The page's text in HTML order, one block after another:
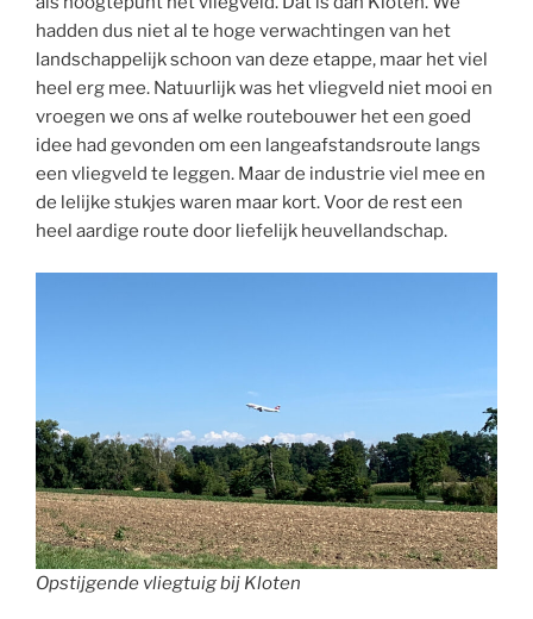
hadden dus niet al te hoge verwachtingen van het
landschappelijk schoon van deze etappe, maar het viel
heel erg mee. Natuurlijk was het vliegveld niet mooi en
vroegen we ons af welke routebouwer het een goed
idee had gevonden om een langeafstandsroute langs
een vliegveld te leggen. Maar de industrie viel mee en
de lelijke stukjes waren maar kort. Voor de rest een
heel aardige route door liefelijk heuvellandschap.
Opstijgende vliegtuig bij Kloten